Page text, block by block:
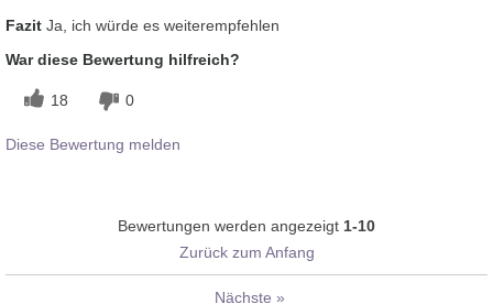
Fazit Ja, ich würde es weiterempfehlen
War diese Bewertung hilfreich?
18 0
Diese Bewertung melden
Bewertungen werden angezeigt 1-10
Zurück zum Anfang
Nächste »